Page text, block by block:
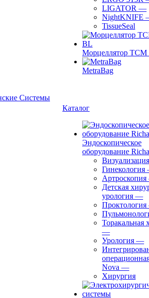
LIGATOR —
NightKNIFE
TissueSeal
Морцеллятор ТСМ
MetraBag
Каталог
Эндоскопическое
оборудование
Визуализация
Гинекология
Артроскопия
Детская
урология —
Проктология
Торакальная
—
Урология —
Nova —
Хирургия